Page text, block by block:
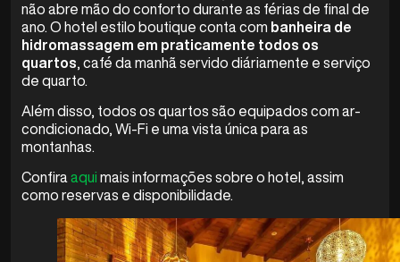
não abre mão do conforto durante as férias de final de
ano. O hotel estilo boutique conta com banheira de
hidromassagem em praticamente todos os
quartos , café da manhã servido diáriamente e serviço
de quarto.
Além disso, todos os quartos são equipados com ar-
condicionado, Wi-Fi e uma vista única para as
montanhas.
Confira aqui mais informações sobre o hotel, assim
como reservas e disponibilidade.